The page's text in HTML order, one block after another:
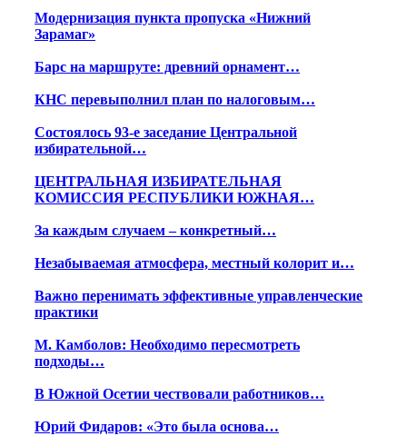
Модернизация пункта пропуска «Нижний
Зарамаг»
Барс на маршруте: древний орнамент…
КНС перевыполнил план по налоговым…
Состоялось 93-е заседание Центральной
избирательной…
ЦЕНТРАЛЬНАЯ ИЗБИРАТЕЛЬНАЯ
КОМИССИЯ РЕСПУБЛИКИ ЮЖНАЯ…
За каждым случаем – конкретный…
Незабываемая атмосфера, местный колорит и…
Важно перенимать эффективные управленческие
практики
М. Камболов: Необходимо пересмотреть
подходы…
В Южной Осетии чествовали работников…
Юрий Фидаров: «Это была основа…